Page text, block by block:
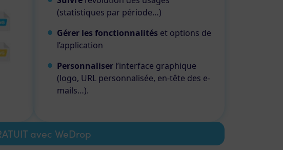
(statistiques par période…)
Gérer les fonctionnalités et options de
l’application
Personnaliser l’interface graphique
(logo, URL personnalisée, en-tête des e-
mails…).
avec WeDrop